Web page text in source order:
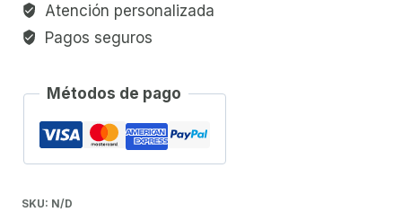
Atención personalizada
Pagos seguros
Métodos de pago
SKU: N/D